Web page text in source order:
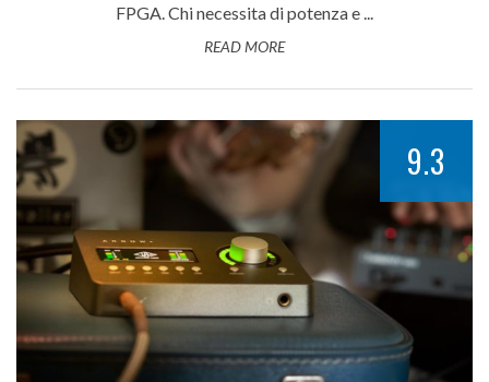
FPGA. Chi necessita di potenza e ...
READ MORE
9.3